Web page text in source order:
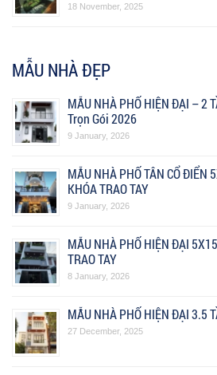
18 November, 2025
MẪU NHÀ ĐẸP
MẪU NHÀ PHỐ HIỆN ĐẠI – 2
Trọn Gói 2026
9 January, 2026
MẪU NHÀ PHỐ TÂN CỔ ĐIỂN
KHÓA TRAO TAY
9 January, 2026
MẪU NHÀ PHỐ HIỆN ĐẠI
TRAO TAY
8 January, 2026
MẪU NHÀ PHỐ HIỆN ĐẠI 3.5
27 December, 2025